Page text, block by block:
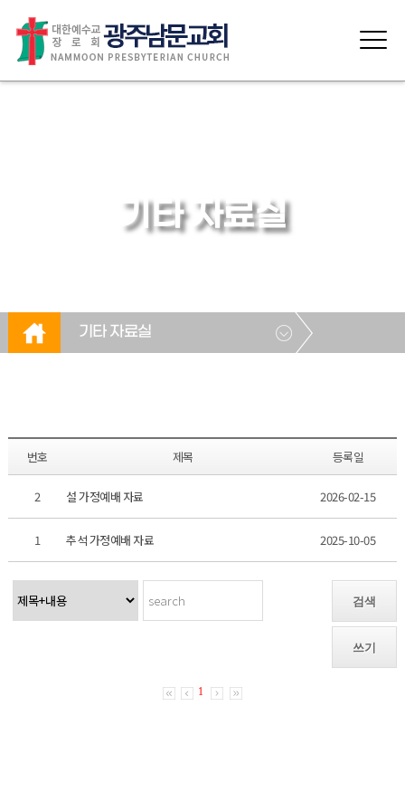
기타 자료실
기타 자료실
번호 제목 등록일
2 설 가정예배 자료 2026-02-15
1 추석 가정예배 자료 2025-10-05
검색
쓰기
1